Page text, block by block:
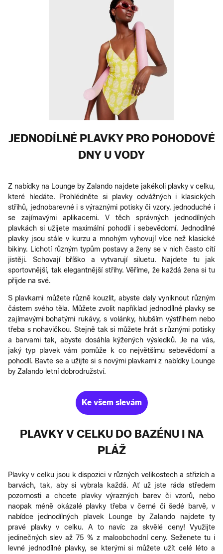
JEDNODÍLNÉ PLAVKY PRO POHODOVÉ
DNY U VODY
Z nabídky na Lounge by Zalando najdete jakékoli plavky v celku,
které hledáte. Prohlédněte si plavky odvážných i klasických
střihů, jednobarevné i s výraznými potisky či vzory, jednoduché i
se zajímavými aplikacemi. V těch správných jednodílných
plavkách si užijete maximální pohodlí i sebevědomí. Jednodílné
plavky jsou stále v kurzu a mnohým vyhovují více než klasické
bikiny. Lichotí různým typům postavy a ženy se v nich často cítí
jistěji. Schovají bříško a vytvarují siluetu. Najdete tu jak
sportovnější, tak elegantnější střihy. Věříme, že každá žena si tu
přijde na své.
S plavkami můžete různě kouzlit, abyste daly vyniknout různým
částem svého těla. Můžete zvolit například jednodílné plavky se
zajímavými bohatými rukávy, s volánky, hlubším výstřihem nebo
třeba s nohavičkou. Stejně tak si můžete hrát s různými potisky
a barvami tak, abyste dosáhla kýžených výsledků. Je na vás,
jaký typ plavek vám pomůže k co největšímu sebevědomí a
pohodlí. Bavte se a užijte si s novými plavkami z nabídky Lounge
by Zalando letní dobrodružství.
Ke všem slevám
PLAVKY V CELKU DO BAZÉNU I NA
PLÁŽ
Plavky v celku jsou k dispozici v různých velikostech a střizích a
barvách, tak, aby si vybrala každá. Ať už jste ráda středem
pozornosti a chcete plavky výrazných barev či vzorů, nebo
naopak méně okázalé plavky třeba v černé či šedé barvě, v
nabídce jednodílných plavek Lounge by Zalando najdete ty
pravé plavky v celku. A to navíc za skvělé ceny! Využijte
jedinečných slev až 75 % z maloobchodní ceny. Seženete tu i
levné jednodílné plavky, se kterými si můžete užít celé léto a